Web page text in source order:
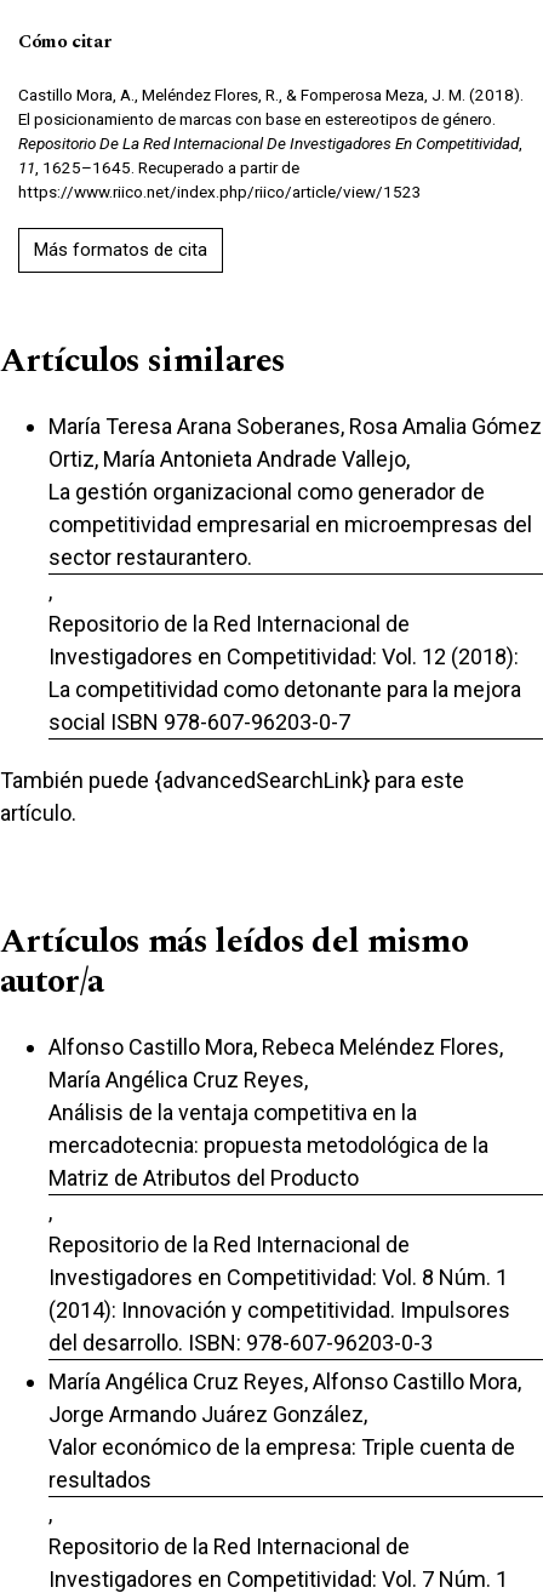
Cómo citar
Castillo Mora, A., Meléndez Flores, R., & Fomperosa Meza, J. M. (2018).
El posicionamiento de marcas con base en estereotipos de género.
Repositorio De La Red Internacional De Investigadores En Competitividad,
11 , 1625–1645. Recuperado a partir de
https://www.riico.net/index.php/riico/article/view/1523
Más formatos de cita
Artículos similares
María Teresa Arana Soberanes, Rosa Amalia Gómez
Ortiz, María Antonieta Andrade Vallejo,
La gestión organizacional como generador de
competitividad empresarial en microempresas del
sector restaurantero.
,
Repositorio de la Red Internacional de
Investigadores en Competitividad: Vol. 12 (2018):
La competitividad como detonante para la mejora
social ISBN 978-607-96203-0-7
También puede {advancedSearchLink} para este
artículo.
Artículos más leídos del mismo
autor/a
Alfonso Castillo Mora, Rebeca Meléndez Flores,
María Angélica Cruz Reyes,
Análisis de la ventaja competitiva en la
mercadotecnia: propuesta metodológica de la
Matriz de Atributos del Producto
,
Repositorio de la Red Internacional de
Investigadores en Competitividad: Vol. 8 Núm. 1
(2014): Innovación y competitividad. Impulsores
del desarrollo. ISBN: 978-607-96203-0-3
María Angélica Cruz Reyes, Alfonso Castillo Mora,
Jorge Armando Juárez González,
Valor económico de la empresa: Triple cuenta de
resultados
,
Repositorio de la Red Internacional de
Investigadores en Competitividad: Vol. 7 Núm. 1